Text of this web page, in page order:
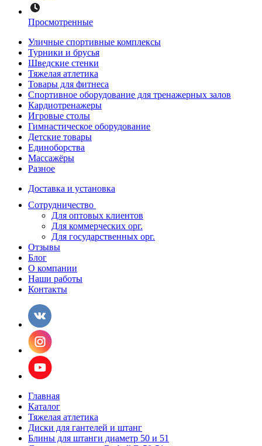
Просмотренные
Уличные спортивные комплексы
Турники и брусья
Шведские стенки
Тяжелая атлетика
Товары для фитнеса
Спортивное оборудование для тренажерных залов
Кардиотренажеры
Игровые столы
Гимнастическое оборудование
Детские товары
Единоборства
Массажёры
Разное
Доставка и установка
Сотрудничество
Для оптовых клиентов
Для коммерческих орг.
Для государственных орг.
Отзывы
Блог
О компании
Наши работы
Контакты
Главная
Каталог
Тяжелая атлетика
Диски для гантелей и штанг
Блины для штанги диаметр 50 и 51